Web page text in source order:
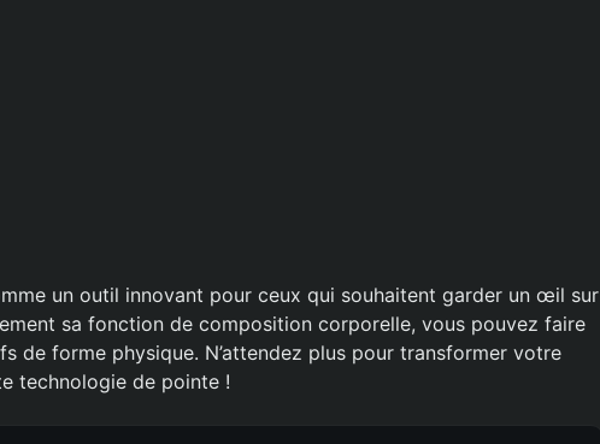
un outil innovant pour ceux qui souhaitent garder un œil sur
sa fonction de composition corporelle, vous pouvez faire
de forme physique. N’attendez plus pour transformer votre
technologie de pointe !